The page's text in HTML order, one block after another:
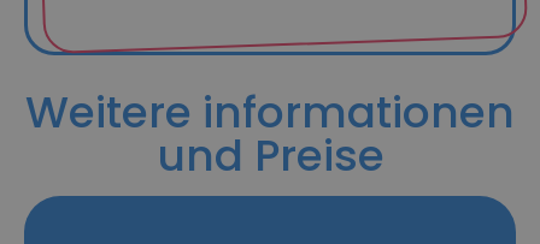
Weitere informationen
und Preise